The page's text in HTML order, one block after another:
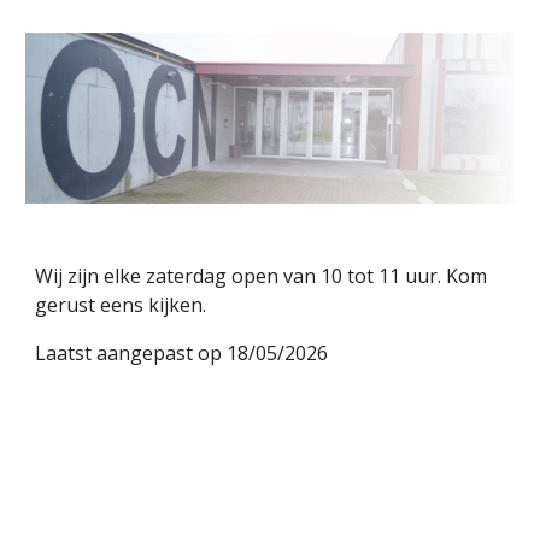
Wij zijn elke zaterdag open van 10 tot 11 uur. Kom
gerust eens kijken.
Laatst aangepast op 18/05/2026